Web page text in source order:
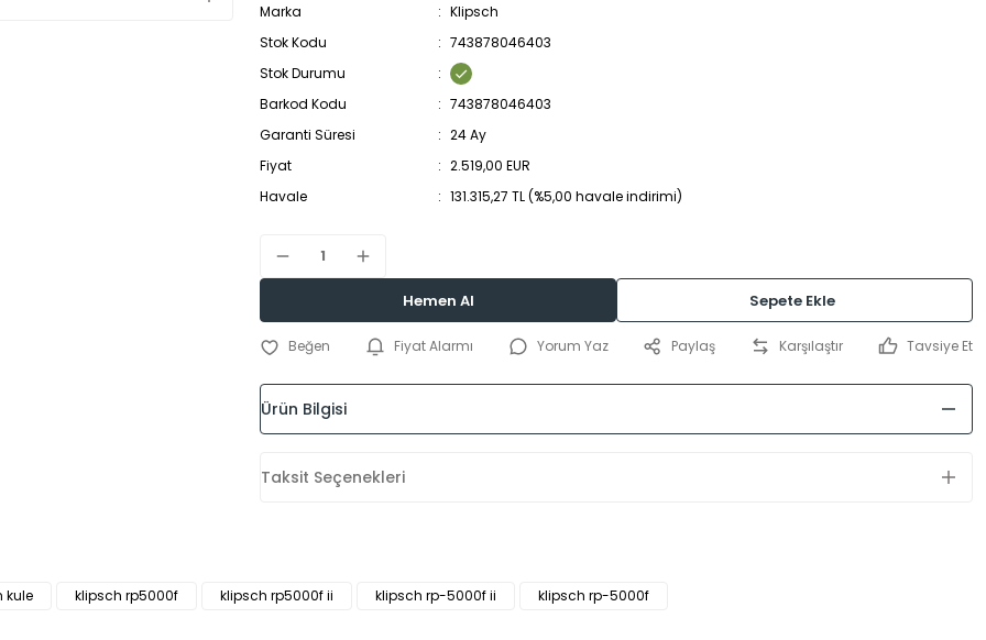
Marka
Klipsch
Stok Kodu
743878046403
Stok Durumu
Barkod Kodu
743878046403
Garanti Süresi
24 Ay
Fiyat
2.519,00 EUR
Havale
131.315,27 TL (%5,00 havale indirimi)
Hemen Al Sepete Ekle
Fiyat Alarmı Yorum Yaz Paylaş Karşılaştır Tavsiye Et
Ürün Bilgisi
Taksit Seçenekleri
kule klipsch rp5000f klipsch rp5000f ii klipsch rp-5000f ii klipsch rp-5000f